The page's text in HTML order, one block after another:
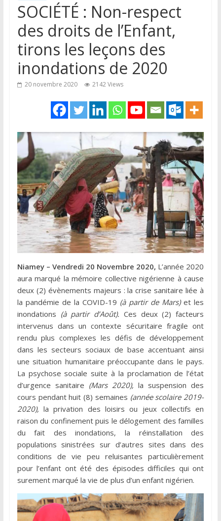
SOCIÉTÉ : Non-respect
des droits de l’Enfant,
tirons les leçons des
inondations de 2020
20 novembre 2020 2142 Views
Niamey – Vendredi 20 Novembre 2020, L’année 2020
aura marqué la mémoire collective nigérienne à cause
deux (2) évènements majeurs : la crise sanitaire liée à
la pandémie de la COVID-19 (à partir de Mars)et les
inondations (à partir d’Août). Ces deux (2) facteurs
intervenus dans un contexte sécuritaire fragile ont
rendu plus complexes les défis de développement
dans les secteurs sociaux de base accentuant ainsi
une situation humanitaire préoccupante dans le pays.
La psychose sociale suite à la proclamation de l’état
d’urgence sanitaire (Mars 2020),la suspension des
cours pendant huit (8) semaines (année scolaire 2019-
2020), la privation des loisirs ou jeux collectifs en
raison du confinement puis le délogement des familles
du fait des inondations, la réinstallation des
populations sinistrées sur d’autres sites dans des
conditions de vie peu reluisantes particulièrement
pour l’enfant ont été des épisodes difficiles qui ont
surement marqué la vie de plus d’un enfant nigérien.